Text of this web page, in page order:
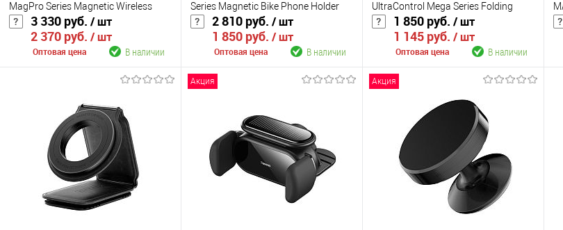
MagPro Series Magnetic Wireless
Charging Car Mount Air Vent Version
15W (C40164100121-00)
3 330 руб. / шт
2 370 руб. / шт
Оптовая цена В наличии
К сравнению
В избранное
В наличии
Series Magnetic Bike Phone Holder
(C40569000121-00)
2 810 руб. / шт
1 850 руб. / шт
Оптовая цена В наличии
К сравнению
В избранное
В наличии
UltraControl Mega Series Folding
Screen Phone Car Mount
(C40465400111-00)
1 850 руб. / шт
1 145 руб. / шт
Оптовая цена В наличии
К сравнению
В избранное
В наличии
Акция Акция